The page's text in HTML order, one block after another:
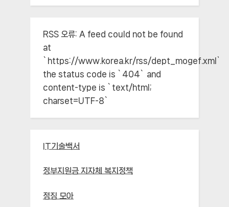
RSS 오류: A feed could not be found
at
`https://www.korea.kr/rss/dept_mogef.xml`;
the status code is `404` and
content-type is `text/html;
charset=UTF-8`
IT기술백서
정부지원금 지자체 복지정책
점짐 모아